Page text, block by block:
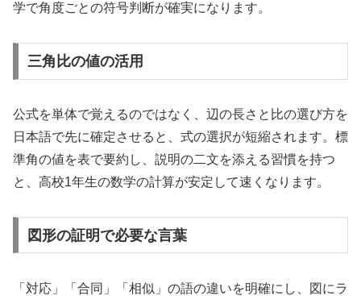
学で角度ごとの符号判断が確実になります。
三角比の値の活用
公式を単体で覚えるのではなく、辺の長さと比の選び方を
日本語で先に確定させると、式の選択が短縮されます。標
準角の値を表で要約し、説明の二文を添える習慣を持つ
と、高校1年生の数学の計算が安定して速くなります。
図形の証明で必要な言葉
「対応」「合同」「相似」の語の違いを明確にし、図にラ